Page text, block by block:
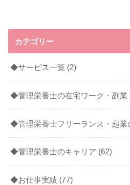
カテゴリー
◆サービス一覧 (2)
◆管理栄養士の在宅ワーク・副業
◆管理栄養士フリーランス・起業
◆管理栄養士のキャリア (62)
◆お仕事実績 (77)